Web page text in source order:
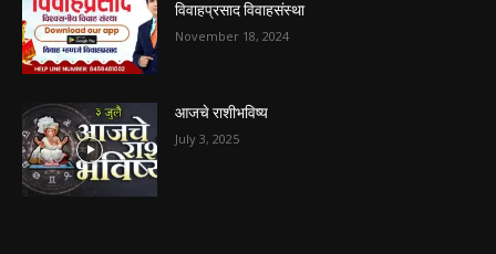
विवाहप्रसाद विवाहसंस्था
November 18, 2024
आजचे राशीभविष्य
July 3, 2025